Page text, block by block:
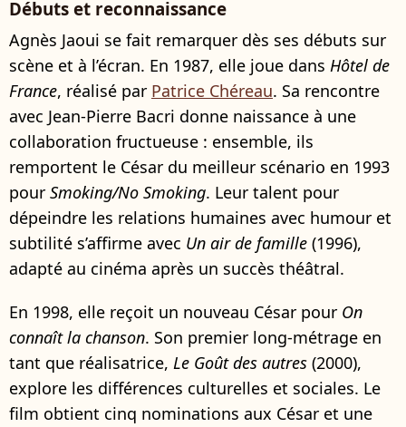
Débuts et reconnaissance
Agnès Jaoui se fait remarquer dès ses débuts sur
scène et à l’écran. En 1987, elle joue dans Hôtel de
France, réalisé par Patrice Chéreau. Sa rencontre
avec Jean-Pierre Bacri donne naissance à une
collaboration fructueuse : ensemble, ils
remportent le César du meilleur scénario en 1993
pour Smoking/No Smoking. Leur talent pour
dépeindre les relations humaines avec humour et
subtilité s’affirme avec Un air de famille (1996),
adapté au cinéma après un succès théâtral.
En 1998, elle reçoit un nouveau César pour On
connaît la chanson. Son premier long-métrage en
tant que réalisatrice, Le Goût des autres (2000),
explore les différences culturelles et sociales. Le
film obtient cinq nominations aux César et une